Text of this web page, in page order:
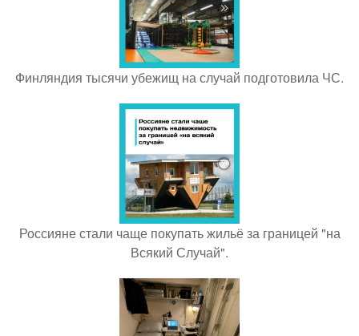
Финляндия тысячи убежищ на случай подготовила ЧС.
Россияне стали чаще покупать жильё за границей "на
Всякий Случай".